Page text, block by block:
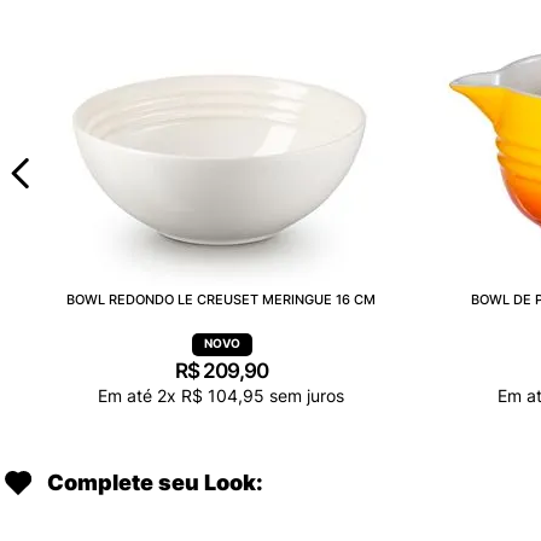
BOWL REDONDO LE CREUSET MERINGUE 16 CM
R$ 209,90
Em até 2x R$ 104,95 sem juros
BOWL DE
Em
Complete seu Look: